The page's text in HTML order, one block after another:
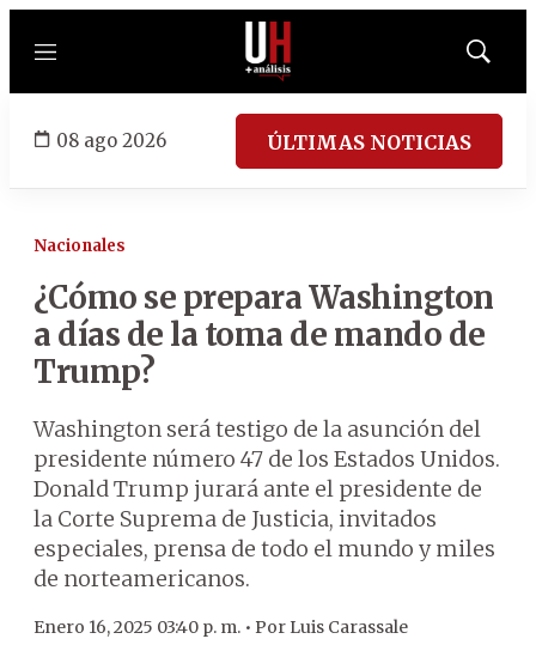
Menú
Mostrar
08 ago 2026 ÚLTIMAS NOTICIAS
Nacionales
¿Cómo se prepara Washington
a días de la toma de mando de
Trump?
Washington será testigo de la asunción del
presidente número 47 de los Estados Unidos.
Donald Trump jurará ante el presidente de
la Corte Suprema de Justicia, invitados
especiales, prensa de todo el mundo y miles
de norteamericanos.
Enero 16, 2025 03:40 p. m. • Por Luis Carassale